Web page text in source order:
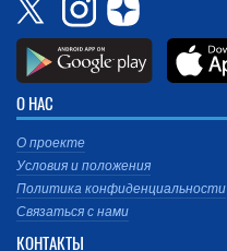
О НАС
О проекте
Условия и положения
Политика конфиденциальности
Связаться с нами
КОНТАКТЫ